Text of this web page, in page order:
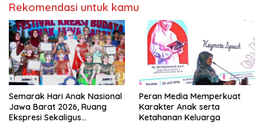
Rekomendasi untuk kamu
Semarak Hari Anak Nasional
Jawa Barat 2026, Ruang
Ekspresi Sekaligus
Peran Media Memperkuat
Karakter Anak serta
Ketahanan Keluarga